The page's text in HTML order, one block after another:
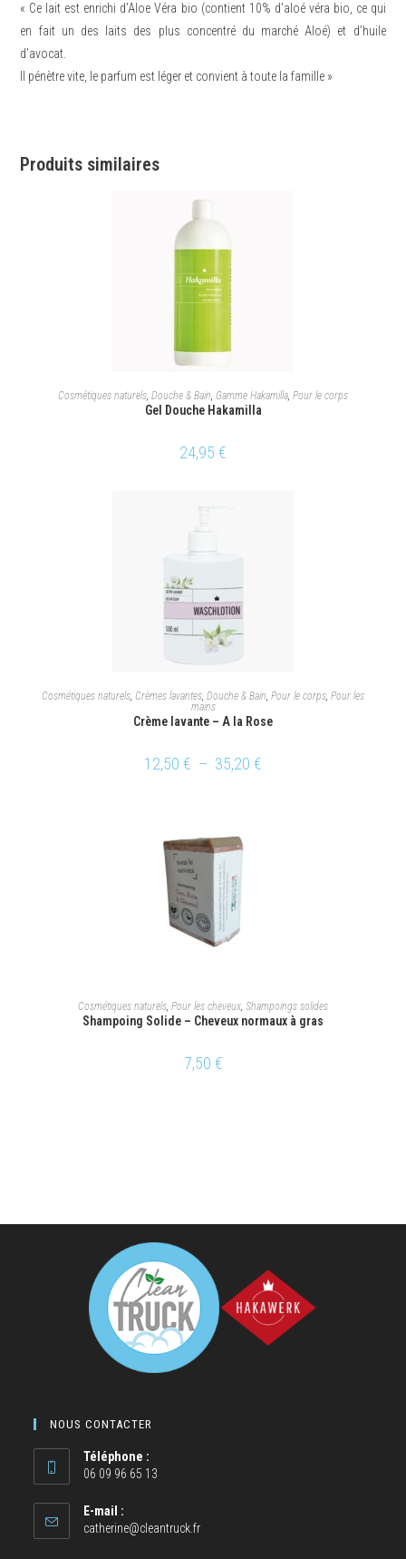
« Ce lait est enrichi d’Aloe Véra bio (contient 10% d’aloé véra bio, ce qui
en fait un des laits des plus concentré du marché Aloé) et d’huile
d’avocat.
Il pénètre vite, le parfum est léger et convient à toute la famille »
Produits similaires
AJOUTER AU PANIER
Cosmétiques naturels, Douche & Bain, Gamme Hakamilla, Pour le corps
Gel Douche Hakamilla
24,95 €
CHOIX DES OPTIONS
Cosmétiques naturels Crèmes lavantes Douche & Bain Pour le corps Pour les
mains
Crème lavante – A la Rose
12,50 € – 35,20 €
AJOUTER AU PANIER
Cosmétiques naturels, Pour les cheveux, Shampoings solides
Shampoing Solide – Cheveux normaux à gras
7,50 €
NOUS CONTACTER
Téléphone :
06 09 96 65 13
E-mail :
catherine@cleantruck.fr